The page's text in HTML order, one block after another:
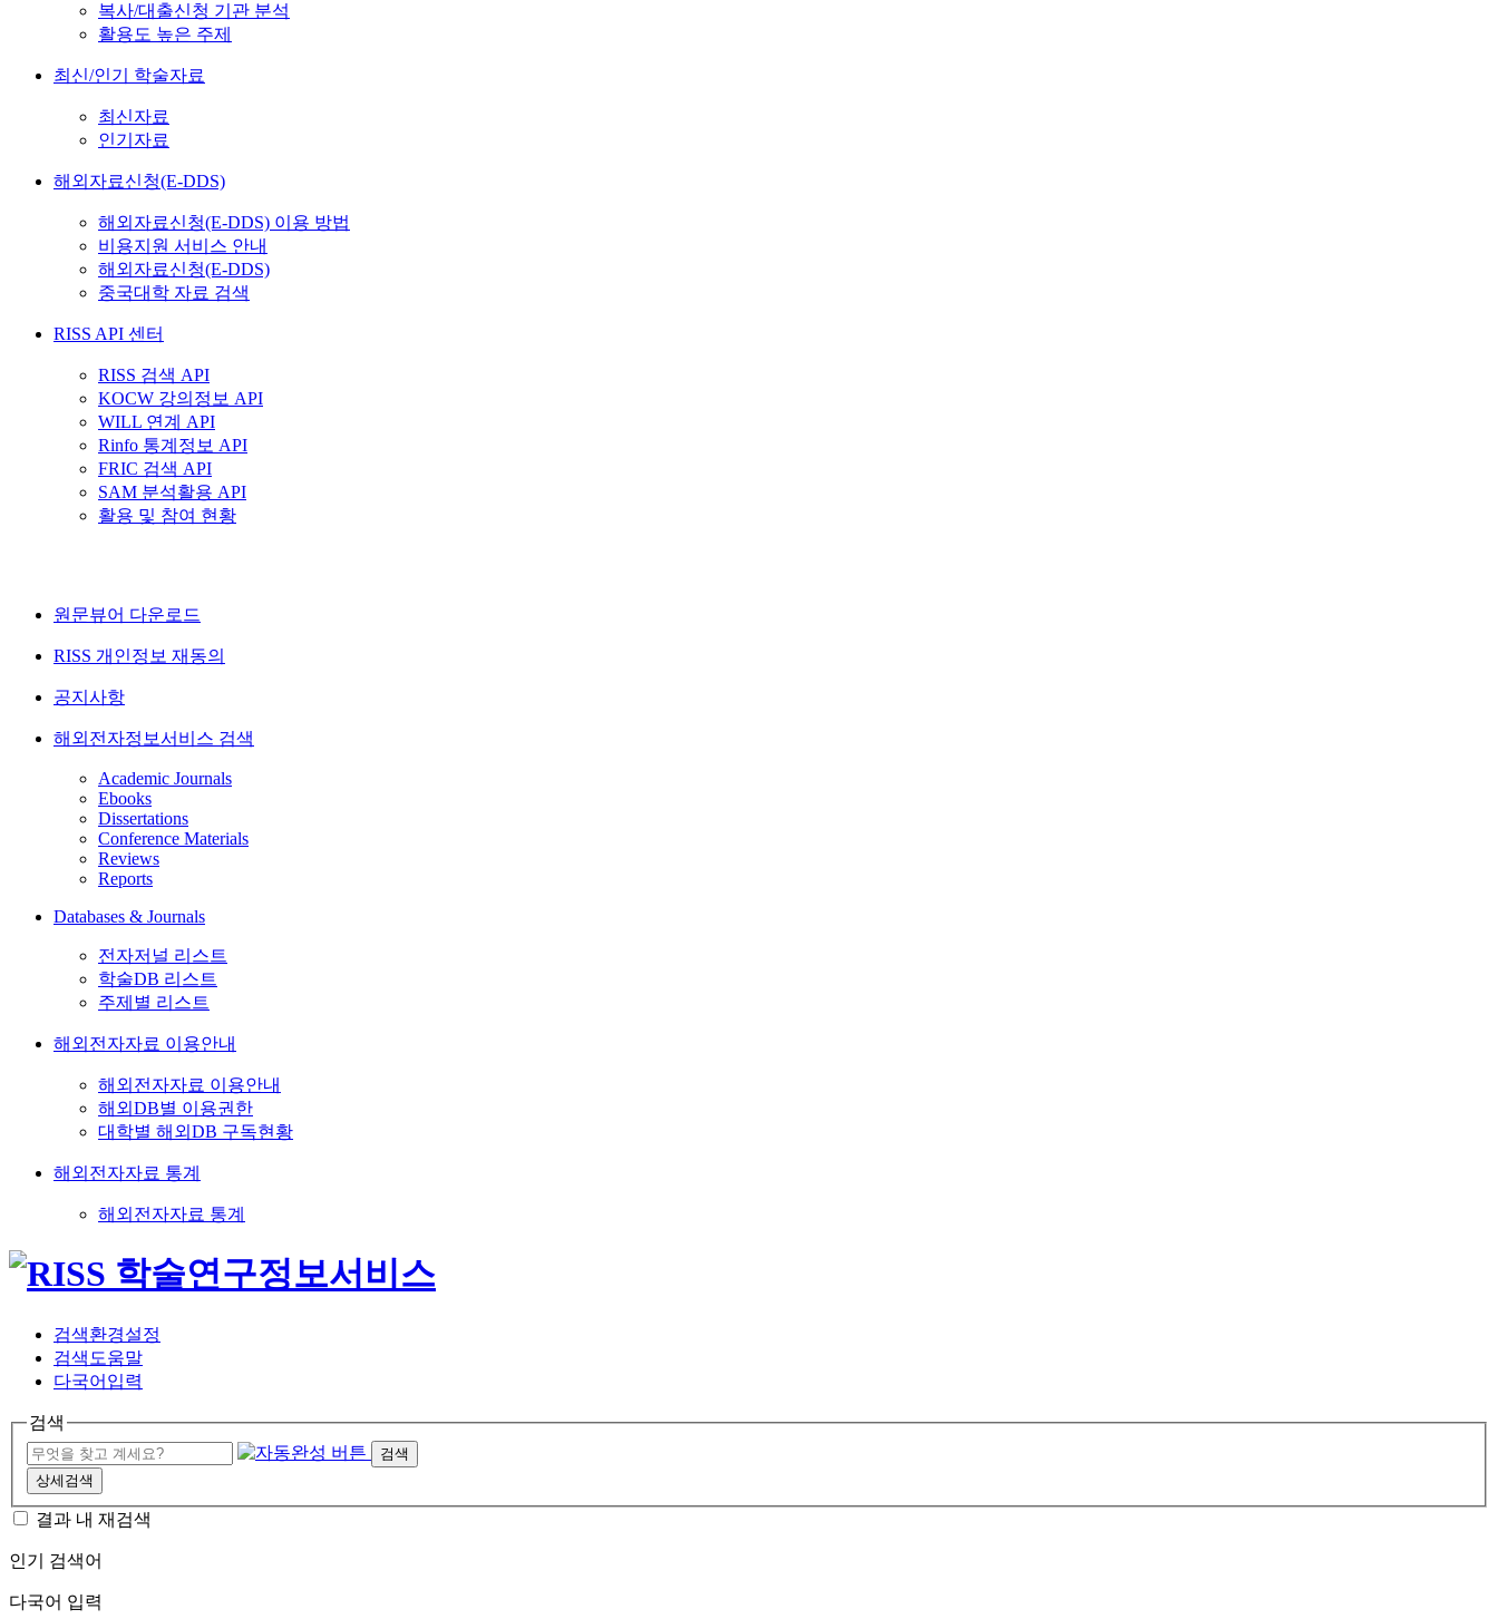
복사/대출신청 기관 분석
활용도 높은 주제
최신/인기 학술자료
최신자료
인기자료
해외자료신청(E-DDS)
해외자료신청(E-DDS) 이용 방법
비용지원 서비스 안내
해외자료신청(E-DDS)
중국대학 자료 검색
RISS API 센터
RISS 검색 API
KOCW 강의정보 API
WILL 연계 API
Rinfo 통계정보 API
FRIC 검색 API
SAM 분석활용 API
활용 및 참여 현황
원문뷰어 다운로드
RISS 개인정보 재동의
공지사항
해외전자정보서비스 검색
Academic Journals
Ebooks
Dissertations
Conference Materials
Reviews
Reports
Databases & Journals
전자저널 리스트
학술DB 리스트
주제별 리스트
해외전자자료 이용안내
해외전자자료 이용안내
해외DB별 이용권한
대학별 해외DB 구독현황
해외전자자료 통계
해외전자자료 통계
검색환경설정
검색도움말
다국어입력
검색
검색
상세검색
결과 내 재검색
인기 검색어
다국어 입력